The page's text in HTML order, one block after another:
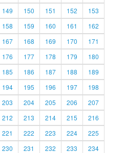
149 150 151 152
153
158 159 160 161
162
167 168 169 170
171
176 177 178 179
180
185 186 187 188
189
194 195 196 197
198
203 204 205 206
207
212 213 214 215
216
221 222 223 224
225
230 231 232 233
234